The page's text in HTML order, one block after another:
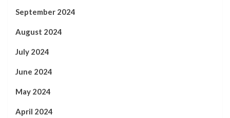
September 2024
August 2024
July 2024
June 2024
May 2024
April 2024